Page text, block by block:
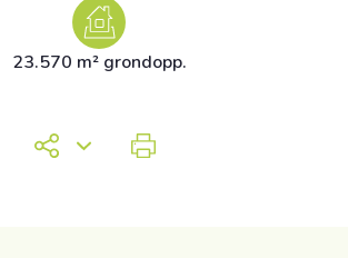
23.570 m² grondopp.